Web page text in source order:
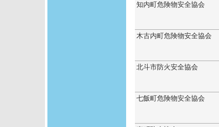
知内町危険物安全協会
木古内町危険物安全協会
北斗市防火安全協会
七飯町危険物安全協会